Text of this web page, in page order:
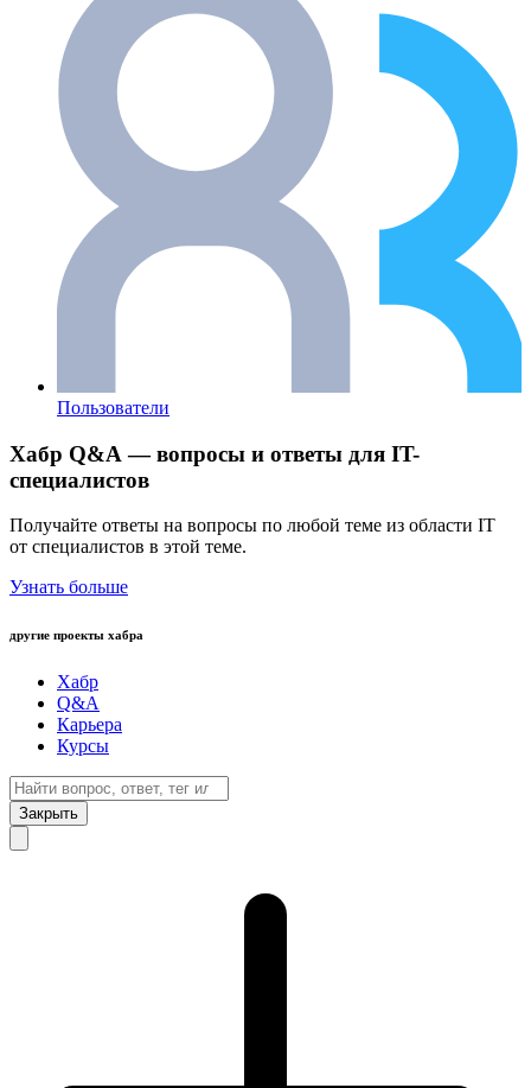
Пользователи
Хабр Q&A — вопросы и ответы для IT-
специалистов
Получайте ответы на вопросы по любой теме из области IT
от специалистов в этой теме.
Узнать больше
другие проекты хабра
Хабр
Q&A
Карьера
Курсы
Закрыть